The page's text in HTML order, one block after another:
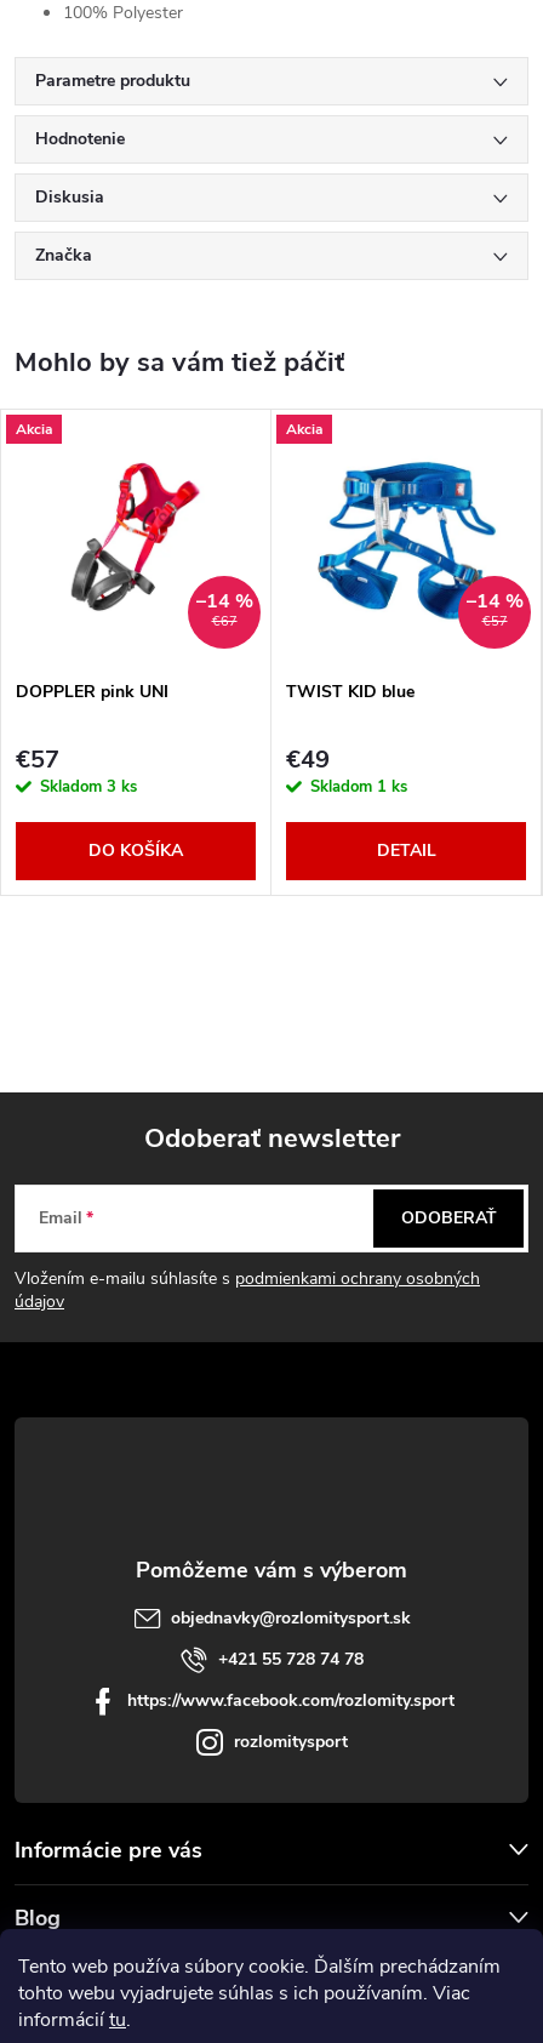
Tento web používa súbory cookie. Ďalším prechádzaním
tohto webu vyjadrujete súhlas s ich používaním. Viac
informáciítu.
100% Polyester
Parametre produktu
Hodnotenie
Diskusia
Značka
Akcia
€67
–14 %
DOPPLER pink UNI
€57
Skladom 3 ks
DO KOŠÍKA
Akcia
€57
–14 %
TWIST KID blue
€49
Skladom 1 ks
DETAIL
Z
á
p
t
Odoberať newsletter
Email
Vložením e-mailu súhlasíte s podmienkami ochrany osobných
údajov
ODOBERAŤ
objednavky@rozlomitysport.sk
+421 55 728 74 78
https://www.facebook.com/rozlomity.sport
rozlomitysport
Informácie pre vás
Blog
Prijímame online platby